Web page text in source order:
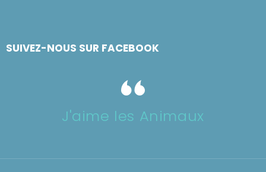
SUIVEZ-NOUS SUR FACEBOOK
J'aime les Animaux